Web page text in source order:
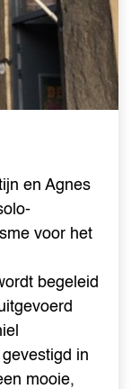
en Agnes
voor het
begeleid
in
mooie,